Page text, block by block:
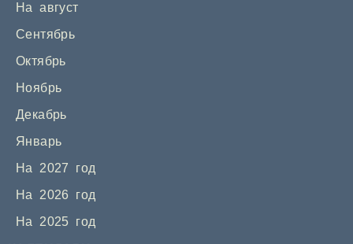
На август
Сентябрь
Октябрь
Ноябрь
Декабрь
Январь
На 2027 год
На 2026 год
На 2025 год